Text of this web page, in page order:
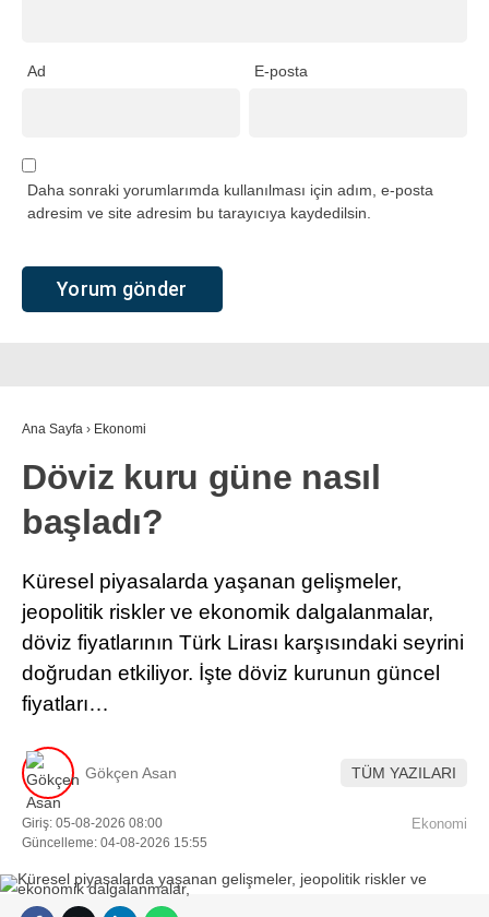
Ad E-posta
Daha sonraki yorumlarımda kullanılması için adım, e-posta
adresim ve site adresim bu tarayıcıya kaydedilsin.
Ana Sayfa › Ekonomi
Döviz kuru güne nasıl
başladı?
Küresel piyasalarda yaşanan gelişmeler,
jeopolitik riskler ve ekonomik dalgalanmalar,
döviz fiyatlarının Türk Lirası karşısındaki seyrini
doğrudan etkiliyor. İşte döviz kurunun güncel
fiyatları…
Gökçen Asan TÜM YAZILARI
Giriş: 05-08-2026 08:00
Güncelleme: 04-08-2026 15:55
Ekonomi